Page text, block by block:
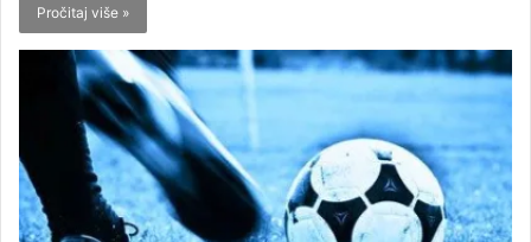
Pročitaj više »